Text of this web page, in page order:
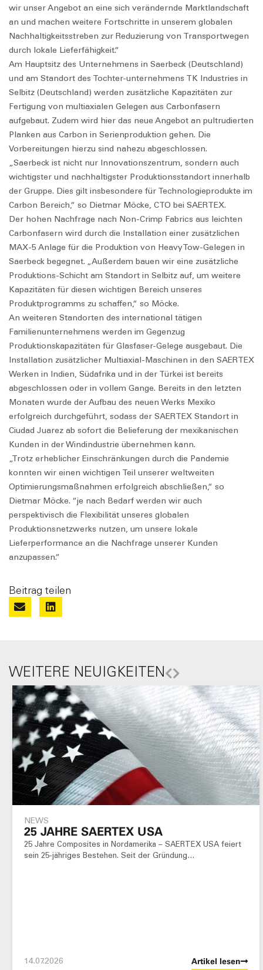
wir unser Angebot an eine sich verändernde Marktlandschaft
an und machen weitere Fortschritte in unserem globalen
Nachhaltigkeitsstreben zur Reduzierung von Transportwegen
durch lokale Lieferfähigkeit.“
Am Hauptsitz des Unternehmens in Saerbeck (Deutschland)
und am Standort des Tochter-unternehmens TK Industries in
Selbitz (Deutschland) werden zusätzliche Kapazitäten zur
Fertigung von multiaxialen Gelegen aus Carbonfasern
aufgebaut. Zudem wird hier das neue Angebot an pultrudierten
Planken aus Carbon in Serienproduktion gehen. Die
Vorbereitungen hierzu sind nahezu abgeschlossen.
„Saerbeck ist nicht nur Innovationszentrum, sondern auch
wichtigster und nachhaltigster Produktionsstandort innerhalb
der Gruppe. Dies gilt insbesondere für Technologieprodukte im
Carbon Bereich,“ so Dietmar Möcke, CTO bei SAERTEX.
Der hohen Nachfrage nach Non-Crimp Fabrics aus leichten
Carbonfasern wird durch die Installation einer zusätzlichen
MAX-5 Anlage für die Produktion von HeavyTow-Gelegen in
Saerbeck begegnet. „Außerdem bauen wir eine zusätzliche
Produktions-Schicht am Standort in Selbitz auf, um weitere
Kapazitäten für diesen wichtigen Bereich unseres
Produktprogramms zu schaffen,“ so Möcke.
An weiteren Standorten des international tätigen
Familienunternehmens werden im Gegenzug
Produktionskapazitäten für Glasfaser-Gelege ausgebaut. Die
Installation zusätzlicher Multiaxial-Maschinen in den SAERTEX
Werken in Indien, Südafrika und in der Türkei ist bereits
abgeschlossen oder in vollem Gange. Bereits in den letzten
Monaten wurde der Aufbau des neuen Werks Mexiko
erfolgreich durchgeführt, sodass der SAERTEX Standort in
Ciudad Juarez ab sofort die Belieferung der mexikanischen
Kunden in der Windindustrie übernehmen kann.
„Trotz erheblicher Einschränkungen durch die Pandemie
konnten wir einen wichtigen Teil unserer weltweiten
Optimierungsmaßnahmen erfolgreich abschließen,“ so
Dietmar Möcke. “je nach Bedarf werden wir auch
perspektivisch die Flexibilität unseres globalen
Produktionsnetzwerks nutzen, um unsere lokale
Lieferperformance an die Nachfrage unserer Kunden
anzupassen.“
Beitrag teilen
WEITERE NEUIGKEITEN
NEWS
25 JAHRE SAERTEX USA
25 Jahre Composites in Nordamerika – SAERTEX USA feiert
sein 25-jähriges Bestehen. Seit der Gründung…
14.07.2026 Artikel lesen